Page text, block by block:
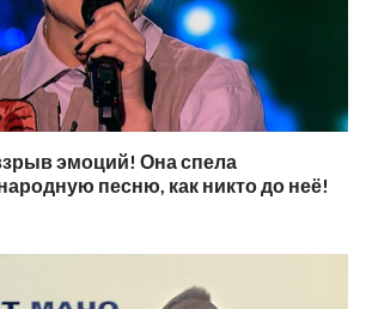
эмоций! Она спела
песню, как никто до неё!